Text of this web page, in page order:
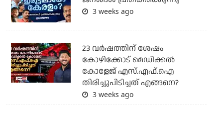
3 weeks ago
23 വർഷത്തിന് ശേഷം
കോഴിക്കോട് മെഡിക്കൽ
കോളേജ് എസ്.എഫ്.ഐ
തിരിച്ചുപിടിച്ചത് എങ്ങനെ?
3 weeks ago